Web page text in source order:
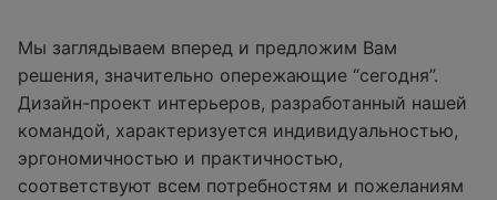
Мы заглядываем вперед и предложим Вам
решения, значительно опережающие “сегодня”.
Дизайн-проект интерьеров, разработанный нашей
командой, характеризуется индивидуальностью,
эргономичностью и практичностью,
соответствуют всем потребностям и пожеланиям